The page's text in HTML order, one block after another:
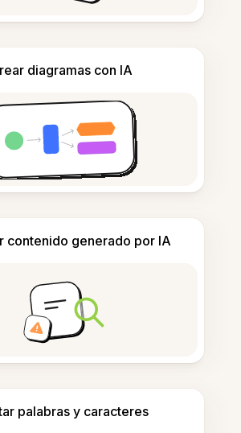
diagramas con IA
contenido generado por IA
palabras y caracteres